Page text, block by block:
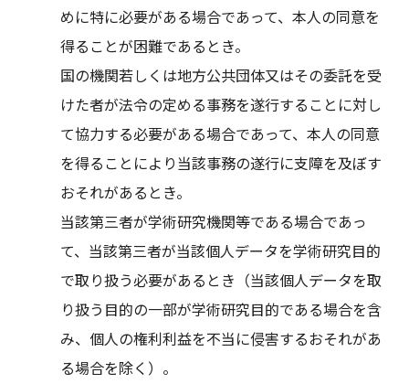
めに特に必要がある場合であって、本人の同意を
得ることが困難であるとき。
国の機関若しくは地方公共団体又はその委託を受
けた者が法令の定める事務を遂行することに対し
て協力する必要がある場合であって、本人の同意
を得ることにより当該事務の遂行に支障を及ぼす
おそれがあるとき。
当該第三者が学術研究機関等である場合であっ
て、当該第三者が当該個人データを学術研究目的
で取り扱う必要があるとき（当該個人データを取
り扱う目的の一部が学術研究目的である場合を含
み、個人の権利利益を不当に侵害するおそれがあ
る場合を除く）。